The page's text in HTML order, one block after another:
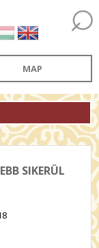
MAP
SIKERÜL